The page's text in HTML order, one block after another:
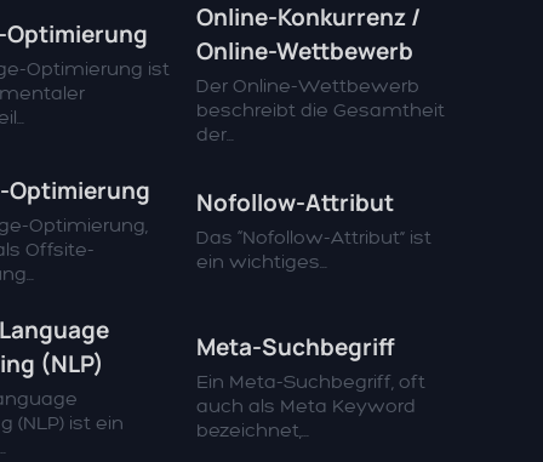
Optimierung
Optimierung ist
Online-Konkurrenz /
Online-Wettbewerb
Der Online-Wettbewerb
beschreibt die Gesamtheit
der...
Optimierung
Optimierung,
Offsite-
Nofollow-Attribut
Das “Nofollow-Attribut” ist
ein wichtiges...
(NLP)
(NLP) ist ein
Meta-Suchbegriff
Ein Meta-Suchbegriff, oft
auch als Meta Keyword
bezeichnet,...